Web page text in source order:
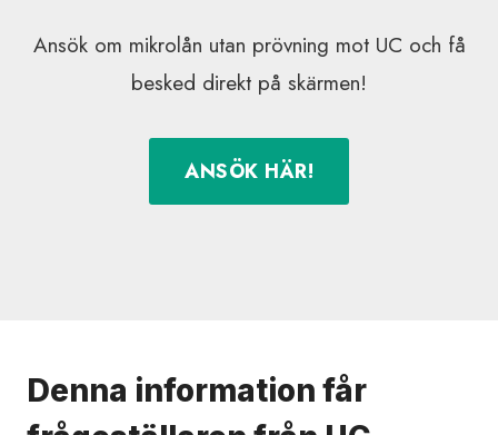
Ansök om mikrolån utan prövning mot UC och få
besked direkt på skärmen!
ANSÖK HÄR!
Denna information får